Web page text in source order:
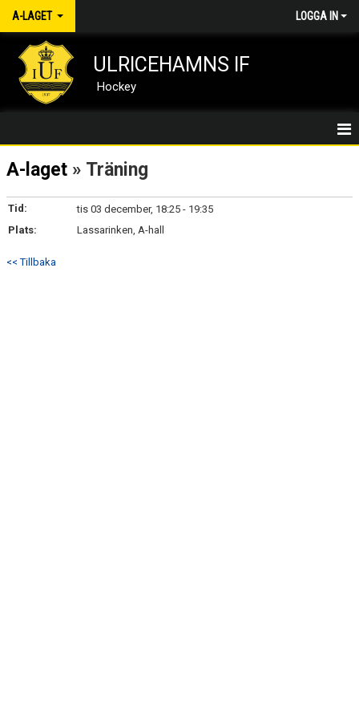
A-LAGET LOGGA IN
ULRICEHAMNS IF
Hockey
A-LAGET/HEM
NYHETER
KALENDER
MATCHER
A-laget » Träning
Tid:
tis 03 december, 18:25 - 19:35
Plats:
Lassarinken, A-hall
<< Tillbaka